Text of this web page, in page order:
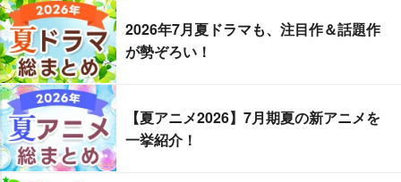
2026年7月夏ドラマも、注目作＆話題作
が勢ぞろい！
【夏アニメ2026】7月期夏の新アニメを
一挙紹介！